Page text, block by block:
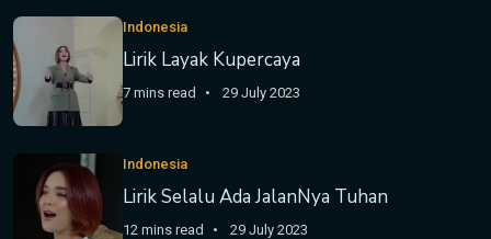
Indonesia
Lirik Layak Kupercaya
7 mins read 29 July 2023
Indonesia
Lirik Selalu Ada JalanNya Tuhan
12 mins read 29 July 2023